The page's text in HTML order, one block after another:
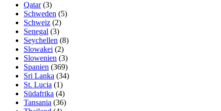
Qatar(3)
Schweden (5)
Schweiz (2)
Senegal (3)
Seychellen (8)
Slowakei (2)
Slowenien (3)
Spanien (369)
Sri Lanka (34)
St. Lucia (1)
Südafrika (4)
Tansania (36)